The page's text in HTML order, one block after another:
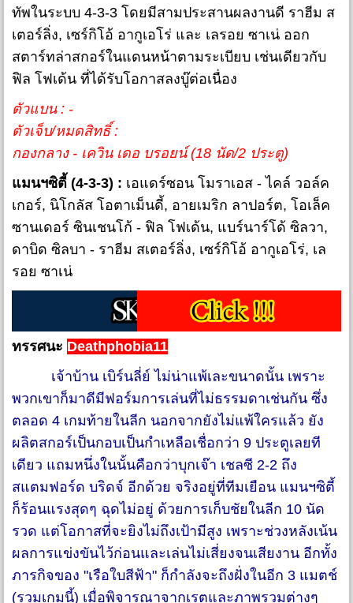
ทัพในระบบ 4-3-3 โดยมีสามประสานผลงานดี ราฮีม ส
เตอร์ลิ่ง, เซร์กิโอ้ อากูเอโร่ และ เลรอย ซาเน่ ออก
สตาร์ทล่าสกอร์ในแดนหน้าตามระเบียบ เช่นเดียวกับ
ฟิล โฟเด้น ที่ได้รับโอกาสลงบู๊ต่อเนื่อง
ตัวแบน : -
ตัวเจ็บ/หมดสิทธิ์ :
กองกลาง - เควิน เดอ บรอยน์ (18 นัด/2 ประตู)
แมนฯซิตี้ (4-3-3) : เอแดร์ซอน โมราเอส - ไคล์ วอล์ค
เกอร์, นิโกลัส โอตาเม็นดี้, อายเมริก ลาปอร์ต, โอเล็ค
ซานเดอร์ ซินเชนโก้ - ฟิล โฟเด้น, แบร์นาร์โด้ ซิลวา,
ดาบิด ซิลบา - ราฮีม สเตอร์ลิ่ง, เซร์กิโอ้ อากูเอโร่, เล
รอย ซาเน่
ทรรศนะ Deathphobia11
เจ้าบ้าน เบิร์นลี่ย์ ไม่น่าแพ้เละขนาดนั้น เพราะ
พวกเขาก็มาดีมีฟอร์มการเล่นที่ไม่ธรรมดาเช่นกัน ซึ่ง
ตลอด 4 เกมท้ายในลีก นอกจากยังไม่แพ้ใครแล้ว ยัง
ผลิตสกอร์เป็นกอบเป็นกำเหลือเชื่อกว่า 9 ประตูเลยที
เดียว แถมหนึ่งในนั้นคือกว่าบุกเจ๊า เชลซี 2-2 ถึง
สแตมฟอร์ด บริดจ์ อีกด้วย จริงอยู่ที่ทีมเยือน แมนฯซิตี้
ก็ร้อนแรงสุดๆ ฉุดไม่อยู่ ด้วยการเก็บชัยในลีก 10 นัด
รวด แต่โอกาสที่จะยิงไม่ถึงเป้ามีสูง เพราะช่วงหลังเน้น
ผลการแข่งขันไว้ก่อนและเล่นไม่เสี่ยงจนเสียงาน อีกทั้ง
ภารกิจของ "เรือใบสีฟ้า" ก็กำลังจะถึงฝั่งในอีก 3 แมตช์
(รวมเกมนี้) เมื่อพิจารณาจากเรตและภาพรวมต่างๆ